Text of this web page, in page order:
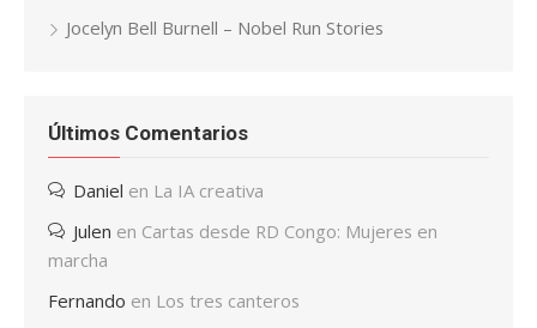
Jocelyn Bell Burnell – Nobel Run Stories
Últimos Comentarios
Daniel en La IA creativa
Julen en Cartas desde RD Congo: Mujeres en
marcha
Fernando en Los tres canteros